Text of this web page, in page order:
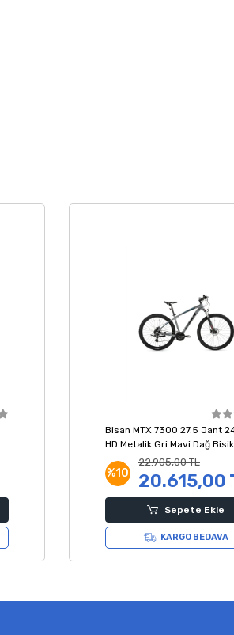
Bisan MTX 7300 27.5 Jant
HD Metalik Gri Mavi Dağ
%10
22.905,00 TL
20.615,00
Sepete Ekle
KARGO BEDAVA